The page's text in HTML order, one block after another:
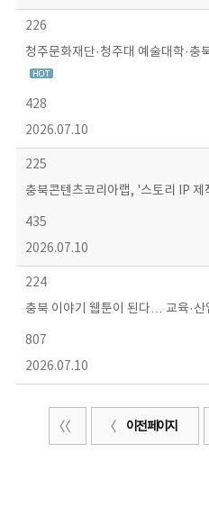
226
청주문화재단·청주대 예술대학·충
428
2026.07.10
225
충북콘텐츠코리아랩, '스토리 IP 제
435
2026.07.10
224
충북 이야기 웹툰이 된다… 교육·산
807
2026.07.10
이전 페이지